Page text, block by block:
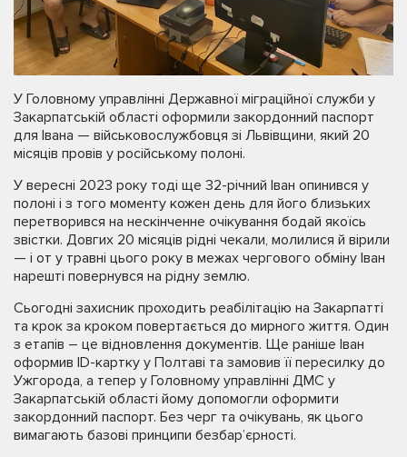
У Головному управлінні Державної міграційної служби у
Закарпатській області оформили закордонний паспорт
для Івана — військовослужбовця зі Львівщини, який 20
місяців провів у російському полоні.
У вересні 2023 року тоді ще 32-річний Іван опинився у
полоні і з того моменту кожен день для його близьких
перетворився на нескінченне очікування бодай якоїсь
звістки. Довгих 20 місяців рідні чекали, молилися й вірили
— і от у травні цього року в межах чергового обміну Іван
нарешті повернувся на рідну землю.
Сьогодні захисник проходить реабілітацію на Закарпатті
та крок за кроком повертається до мирного життя. Один
з етапів – це відновлення документів. Ще раніше Іван
оформив ID-картку у Полтаві та замовив її пересилку до
Ужгорода, а тепер у Головному управлінні ДМС у
Закарпатській області йому допомогли оформити
закордонний паспорт. Без черг та очікувань, як цього
вимагають базові принципи безбар’єрності.